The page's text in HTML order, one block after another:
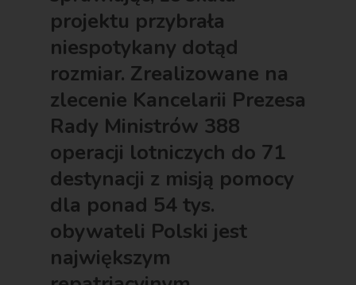
projektu przybrała
niespotykany dotąd
rozmiar. Zrealizowane na
zlecenie Kancelarii Prezesa
Rady Ministrów 388
operacji lotniczych do 71
destynacji z misją pomocy
dla ponad 54 tys.
obywateli Polski jest
największym